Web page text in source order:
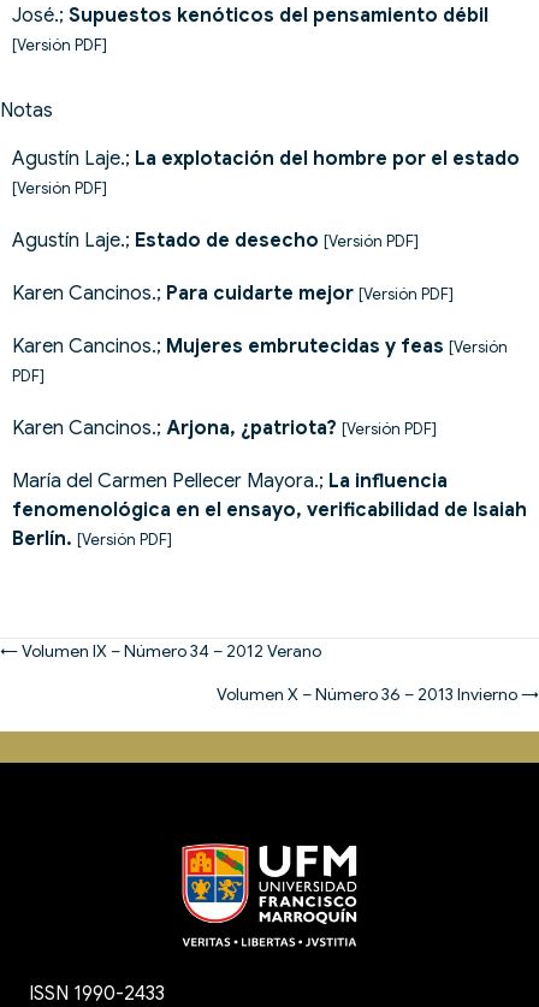
José.; Supuestos kenóticos del pensamiento débil
[Versión PDF]
Notas
Agustín Laje.; La explotación del hombre por el estado
[Versión PDF]
Agustín Laje.; Estado de desecho [Versión PDF]
Karen Cancinos.; Para cuidarte mejor [Versión PDF]
Karen Cancinos.; Mujeres embrutecidas y feas [Versión
PDF]
Karen Cancinos.; Arjona, ¿patriota? [Versión PDF]
María del Carmen Pellecer Mayora.; La influencia
fenomenológica en el ensayo, verificabilidad de Isaiah
Berlín. [Versión PDF]
Posts
← Volumen IX – Número 34 – 2012 Verano
Volumen X – Número 36 – 2013 Invierno →
ISSN 1990-2433